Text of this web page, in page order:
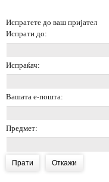
Испратете до ваш пријател
Испрати до:
Испраќач:
Вашата е-пошта:
Предмет:
Прати Откажи